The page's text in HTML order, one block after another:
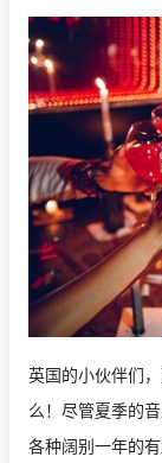
英国的小伙伴们
么！尽管夏季的
各种阔别一年的